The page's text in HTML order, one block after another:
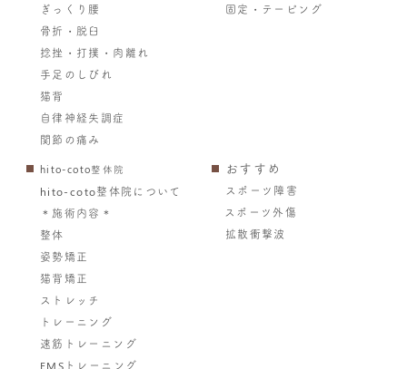
ぎっくり腰
骨折・脱臼
捻挫・打撲・肉離れ
手足のしびれ
猫背
自律神経失調症
関節の痛み
固定・テーピング
hito-coto整体院
hito-coto整体院について
＊施術内容＊
整体
姿勢矯正
猫背矯正
ストレッチ
トレーニング
速筋トレーニング
EMSトレーニング
おすすめ
スポーツ障害
スポーツ外傷
拡散衝撃波